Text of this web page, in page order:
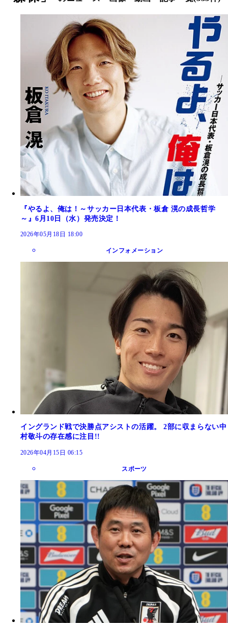
『やるよ、俺は！～サッカー日本代表・板倉 滉の成長哲学
～』6月10日（水）発売決定！
2026年05月18日 18:00
インフォメーション
イングランド戦で決勝点アシストの活躍。 2部に収まらない中
村敬斗の存在感に注目!!
2026年04月15日 06:15
スポーツ